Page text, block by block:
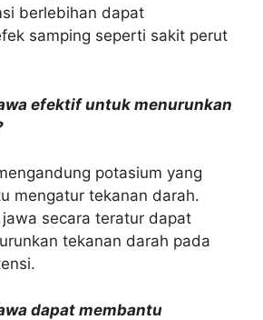
berlebihan dapat
samping seperti sakit perut
efektif untuk menurunkan
potasium yang
mengatur tekanan darah.
jawa secara teratur dapat
tekanan darah pada
dapat membantu